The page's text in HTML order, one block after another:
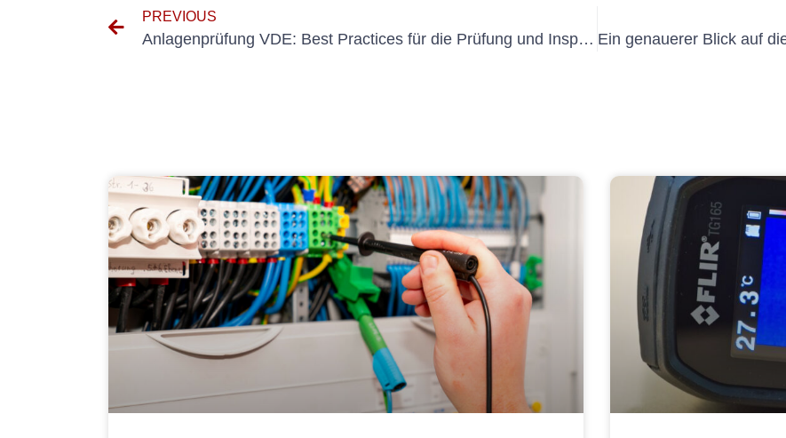
PREVIOUS
Anlagenprüfung VDE: Best Practices für die Prüfung und Inspektion elektrischer Anlagen